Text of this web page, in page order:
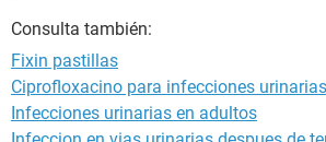
Consulta también:
Fixin pastillas
Ciprofloxacino para infecciones urinarias
Infecciones urinarias en adultos